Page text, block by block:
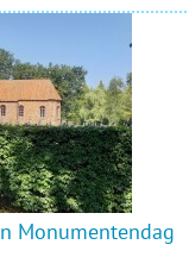
Monumentendag